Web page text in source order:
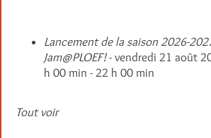
Lancement de la saison 2026-
Jam@PLOEF!- vendredi 21 août
h 00 min - 22 h 00 min
Tout voir